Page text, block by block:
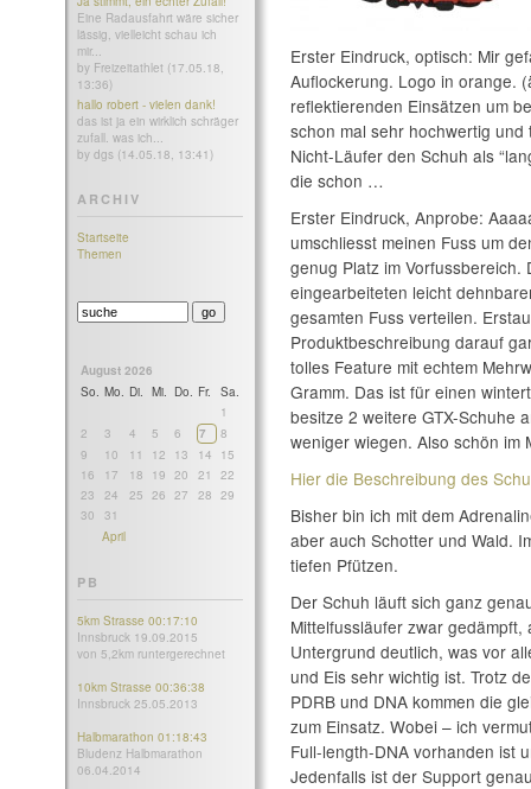
Eine Radausfahrt wäre sicher
lässig, vielleicht schau ich
mir...
by Freizeitathlet (17.05.18,
13:36)
hallo robert - vielen dank!
das ist ja ein wirklich schräger
zufall. was ich...
by dgs (14.05.18, 13:41)
ARCHIV
Startseite
Themen
August 2026
So. Mo. Di. Mi. Do. Fr.
Sa.
1
2
3 4 5 6 7
8
9
10 11 12 13 14
15
16
17 18 19 20 21
22
23
24 25 26 27 28 29
30
31
April
PB
5km Strasse 00:17:10
Innsbruck 19.09.2015
von 5,2km runtergerechnet
10km Strasse 00:36:38
Innsbruck 25.05.2013
Halbmarathon 01:18:43
Bludenz Halbmarathon
06.04.2014
Erster Eindruck, optisch: Mir
Auflockerung. Logo in orange.
reflektierenden Einsätzen um
schon mal sehr hochwertig
Nicht-Läufer den Schuh als
die schon …
Erster Eindruck, Anprobe:
umschliesst meinen Fuss um
genug Platz im
eingearbeiteten leicht
gesamten Fuss verteilen.
Produktbeschreibung darauf
tolles Feature mit echtem
Gramm. Das ist für einen
besitze 2 weitere GTX-Schuhe
weniger wiegen. Also schön im
Hier die Beschreibung des
Bisher bin ich mit dem
aber auch Schotter und Wald.
tiefen Pfützen.
Der Schuh läuft sich ganz
Mittelfussläufer zwar
Untergrund deutlich, was vor
und Eis sehr wichtig ist. Trotz
PDRB und DNA kommen die
zum Einsatz. Wobei – ich
Full-length-DNA vorhanden ist
Jedenfalls ist der Support